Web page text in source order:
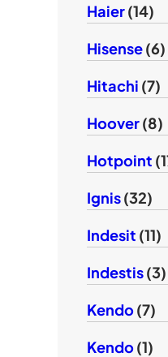
Haier(14)
Hisense(6)
Hitachi (7)
Hoover(8)
Hotpoint
Ignis(32)
Indesit (11)
Indestis(3)
Kendo(7)
Kendo(1)